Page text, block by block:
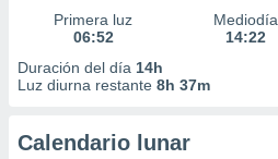
con el
mediante
Primera luz
06:52
Mediodía
14:22
Duración del día 14h
Luz diurna restante 8h 37m
Calendario lunar